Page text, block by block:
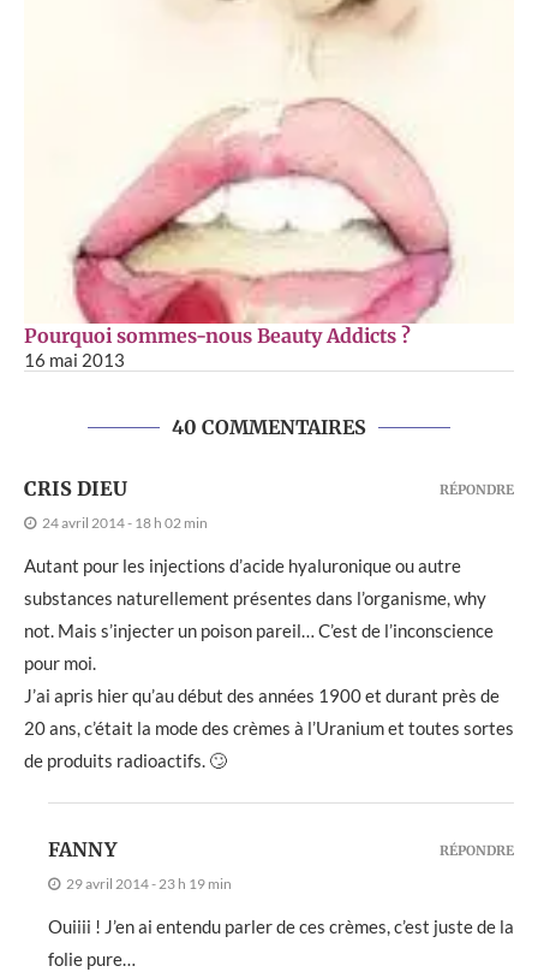
Pourquoi sommes-nous Beauty Addicts ?
16 mai 2013
40 COMMENTAIRES
CRIS DIEU
24 avril 2014 - 18 h 02 min
Autant pour les injections d’acide hyaluronique ou autre
substances naturellement présentes dans l’organisme, why
not. Mais s’injecter un poison pareil… C’est de l’inconscience
pour moi.
J’ai apris hier qu’au début des années 1900 et durant près de
20 ans, c’était la mode des crèmes à l’Uranium et toutes sortes
de produits radioactifs. 🙄
RÉPONDRE
FANNY
29 avril 2014 - 23 h 19 min
Ouiiii ! J’en ai entendu parler de ces crèmes, c’est juste de la
folie pure…
RÉPONDRE